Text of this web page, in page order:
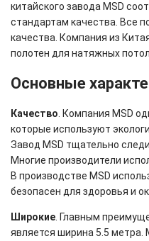
китайского завода MSD
стандартам качества. Все
качества. Компания из
полотен для натяжных
Основные
Качество . Компания MSD
которые используют
Завод MSD тщательно
Многие производители
В производстве MSD
безопасен для здоровья и
Широкие . Главным
является ширина 5.5